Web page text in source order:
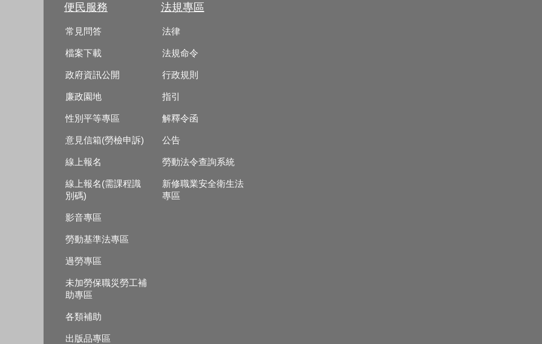
便民服務
常見問答
檔案下載
政府資訊公開
廉政園地
性別平等專區
意見信箱(勞檢申訴)
線上報名
線上報名(需課程識
別碼)
影音專區
勞動基準法專區
過勞專區
未加勞保職災勞工補
助專區
各類補助
出版品專區
法規專區
法律
法規命令
行政規則
指引
解釋令函
公告
勞動法令查詢系統
新修職業安全衛生法
專區